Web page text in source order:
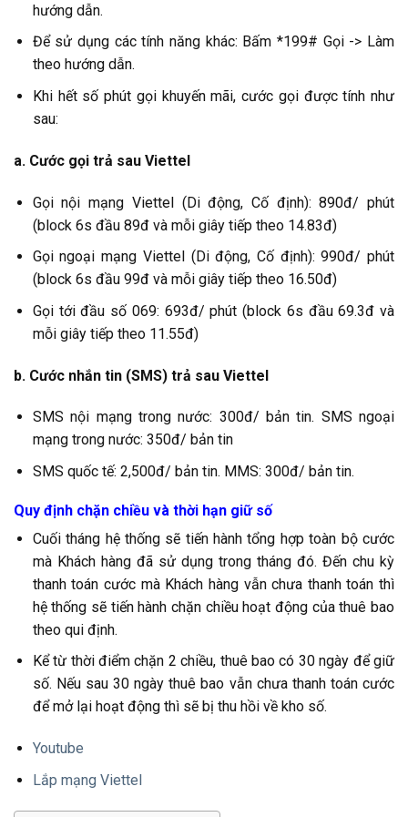
hướng dẫn.
Để sử dụng các tính năng khác: Bấm *199# Gọi -> Làm
theo hướng dẫn.
Khi hết số phút gọi khuyến mãi, cước gọi được tính như
sau:
a. Cước gọi trả sau Viettel
Gọi nội mạng Viettel (Di động, Cố định): 890đ/ phút
(block 6s đầu 89đ và mỗi giây tiếp theo 14.83đ)
Gọi ngoại mạng Viettel (Di động, Cố định): 990đ/ phút
(block 6s đầu 99đ và mỗi giây tiếp theo 16.50đ)
Gọi tới đầu số 069: 693đ/ phút (block 6s đầu 69.3đ và
mỗi giây tiếp theo 11.55đ)
b. Cước nhắn tin (SMS) trả sau Viettel
SMS nội mạng trong nước: 300đ/ bản tin. SMS ngoại
mạng trong nước: 350đ/ bản tin
SMS quốc tế: 2,500đ/ bản tin. MMS: 300đ/ bản tin.
Quy định chặn chiều và thời hạn giữ số
Cuối tháng hệ thống sẽ tiến hành tổng hợp toàn bộ cước
mà Khách hàng đã sử dụng trong tháng đó. Đến chu kỳ
thanh toán cước mà Khách hàng vẫn chưa thanh toán thì
hệ thống sẽ tiến hành chặn chiều hoạt động của thuê bao
theo qui định.
Kể từ thời điểm chặn 2 chiều, thuê bao có 30 ngày để giữ
số. Nếu sau 30 ngày thuê bao vẫn chưa thanh toán cước
để mở lại hoạt động thì sẽ bị thu hồi về kho số.
Youtube
Lắp mạng Viettel